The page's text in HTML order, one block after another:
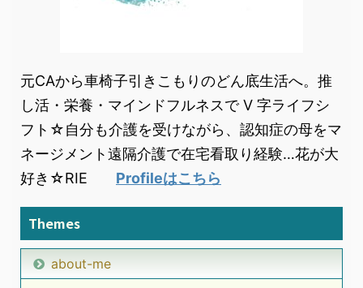
元CAから車椅子引きこもりのどん底生活へ。推
し活・栄養・マインドフルネスで V 字ライフシ
フト☆自分も介護を受けながら、認知症の母をマ
ネージメント遠隔介護で在宅看取り経験…花が大
好き☆RIE Profileはこちら
Themes
about-me